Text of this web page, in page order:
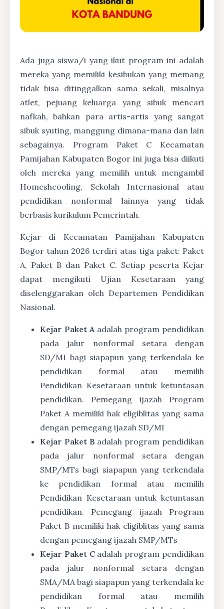
Ada juga siswa/i yang ikut program ini adalah
mereka yang memiliki kesibukan yang memang
tidak bisa ditinggalkan sama sekali, misalnya
atlet, pejuang keluarga yang sibuk mencari
nafkah, bahkan para artis-artis yang sangat
sibuk syuting, manggung dimana-mana dan lain
sebagainya. Program Paket C Kecamatan
Pamijahan Kabupaten Bogor ini juga bisa diikuti
oleh mereka yang memilih untuk mengambil
Homeshcooling, Sekolah Internasional atau
pendidikan nonformal lainnya yang tidak
berbasis kurikulum Pemerintah.
Kejar di Kecamatan Pamijahan Kabupaten
Bogor tahun 2026 terdiri atas tiga paket: Paket
A, Paket B dan Paket C. Setiap peserta Kejar
dapat mengikuti Ujian Kesetaraan yang
diselenggarakan oleh Departemen Pendidikan
Nasional.
Kejar Paket A adalah program pendidikan
pada jalur nonformal setara dengan
SD/MI bagi siapapun yang terkendala ke
pendidikan formal atau memilih
Pendidikan Kesetaraan untuk ketuntasan
pendidikan. Pemegang ijazah Program
Paket A memiliki hak eligiblitas yang sama
dengan pemegang ijazah SD/MI
Kejar Paket B adalah program pendidikan
pada jalur nonformal setara dengan
SMP/MTs bagi siapapun yang terkendala
ke pendidikan formal atau memilih
Pendidikan Kesetaraan untuk ketuntasan
pendidikan. Pemegang ijazah Program
Paket B memiliki hak eligiblitas yang sama
dengan pemegang ijazah SMP/MTs
Kejar Paket Cadalah program pendidikan
pada jalur nonformal setara dengan
SMA/MA bagi siapapun yang terkendala ke
pendidikan formal atau memilih